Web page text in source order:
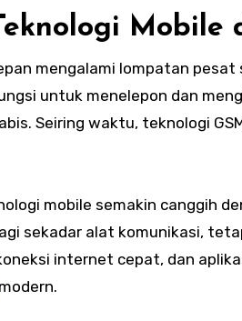
Mobile
mengalami lompatan
untuk menelepon dan
Seiring waktu, teknologi
mobile semakin canggih
sekadar alat komunikasi,
internet cepat, dan
modern.